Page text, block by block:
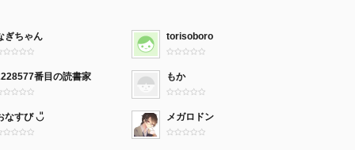
ぎちゃん torisoboro
番目の読書家 もか
なすび‎ ◡̎ メガロドン